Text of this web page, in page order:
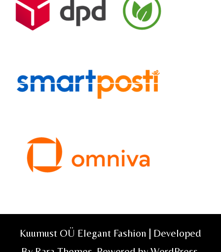
Kuumust OÜ Elegant Fashion | Developed